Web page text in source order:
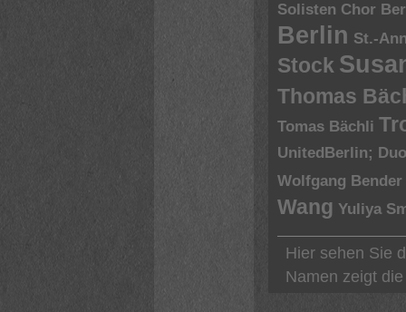
Solisten Chor
Berlin St.-
Stock
Thomas
Tomas Bächli
UnitedBerlin;
Wolfgang Bender
Wang Yuliya
Hier sehen Sie
Namen zeigt